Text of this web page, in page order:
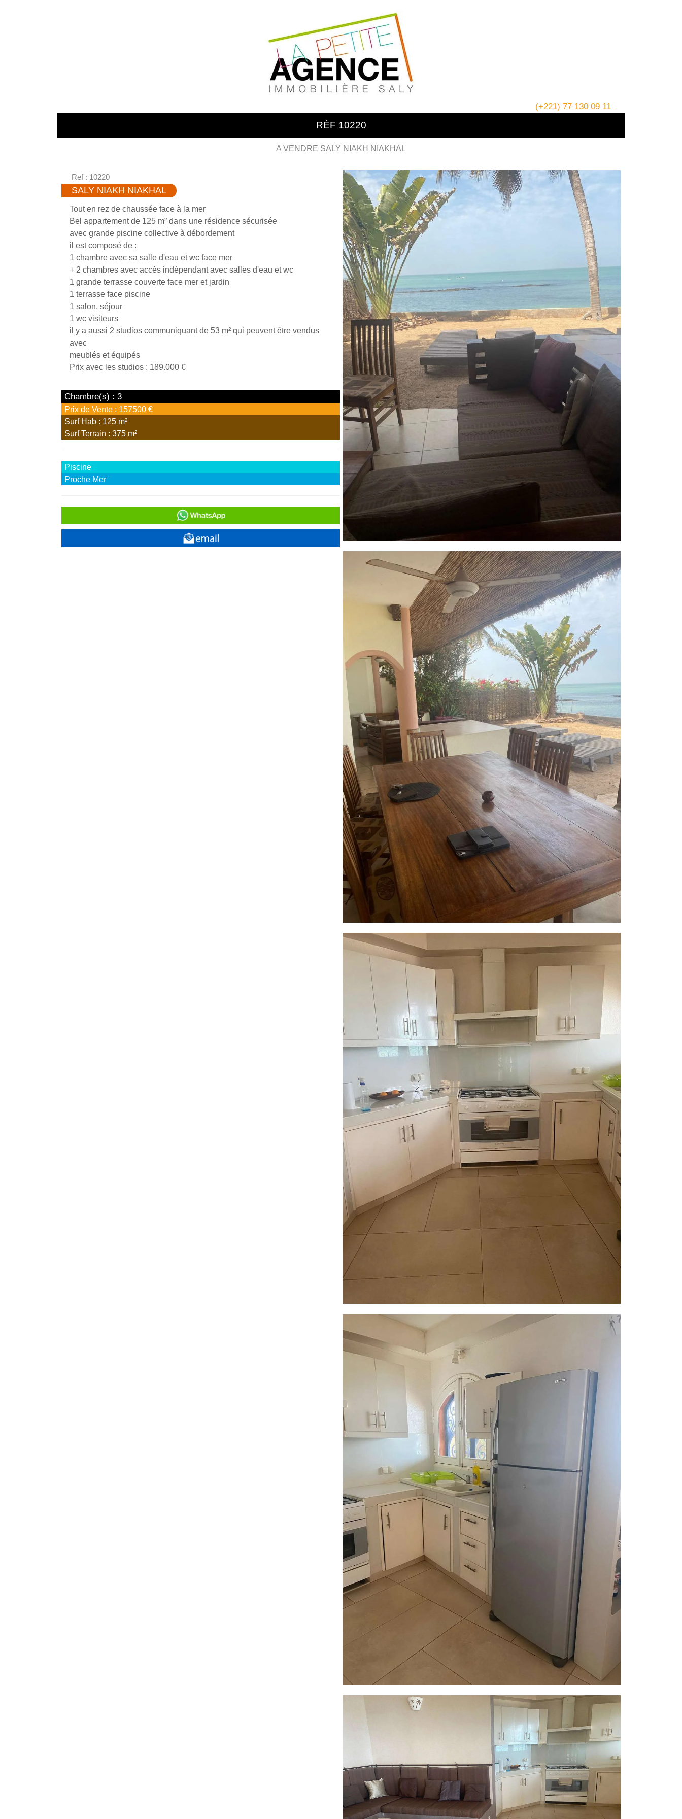
(+221) 77 130 09 11
RÉF 10220
A VENDRE SALY NIAKH NIAKHAL
Ref : 10220
SALY NIAKH NIAKHAL
Tout en rez de chaussée face à la mer
Bel appartement de 125 m² dans une résidence sécurisée
avec grande piscine collective à débordement
il est composé de :
1 chambre avec sa salle d'eau et wc face mer
+ 2 chambres avec accès indépendant avec salles d'eau et wc
1 grande terrasse couverte face mer et jardin
1 terrasse face piscine
1 salon, séjour
1 wc visiteurs
il y a aussi 2 studios communiquant de 53 m² qui peuvent être vendus
avec
meublés et équipés
Prix avec les studios : 189.000 €
Chambre(s) : 3
Prix de Vente : 157500 €
Surf Hab : 125 m²
Surf Terrain : 375 m²
Piscine
Proche Mer